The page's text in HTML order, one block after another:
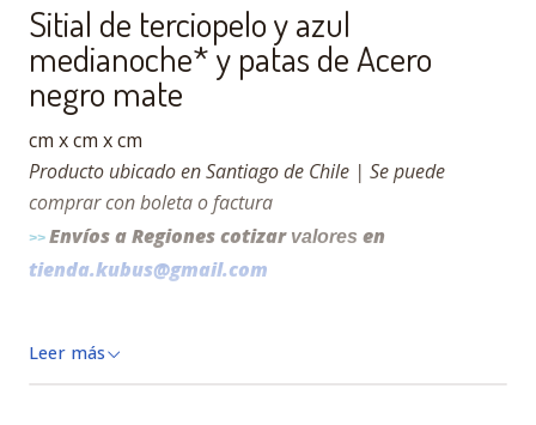
Sitial de terciopelo y azul
medianoche* y patas de Acero
negro mate
cm x cm x cm
Producto ubicado en Santiago de Chile | Se puede
comprar con boleta o factura
>> Envíos a Regiones cotizar valores en
tienda.kubus@gmail.com
__________________________________________________________________
_________________
Leer más